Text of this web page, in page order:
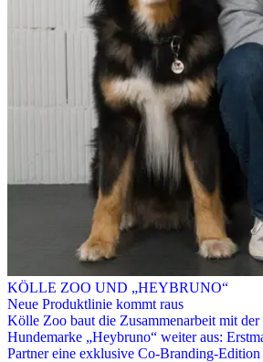
KÖLLE ZOO UND „HEYBRUNO“
Neue Produktlinie kommt raus
Kölle Zoo baut die Zusammenarbeit mit der
Hundemarke „Heybruno“ weiter aus:
Partner eine exklusive Co-Branding-